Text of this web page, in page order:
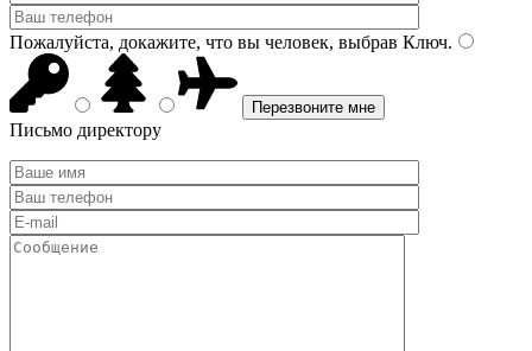
Пожалуйста, докажите, что вы человек, выбрав Ключ.
Письмо директору